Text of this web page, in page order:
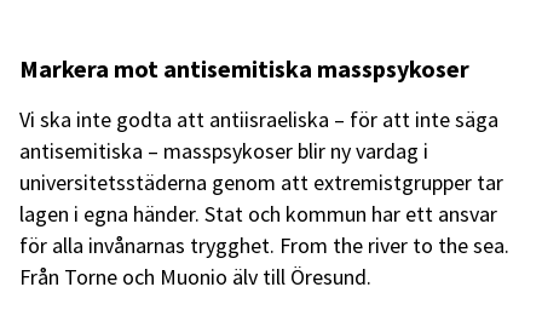
Markera mot antisemitiska masspsykoser
Vi ska inte godta att antiisraeliska – för att inte säga
antisemitiska – masspsykoser blir ny vardag i
universitetsstäderna genom att extremistgrupper tar
lagen i egna händer. Stat och kommun har ett ansvar
för alla invånarnas trygghet. From the river to the sea.
Från Torne och Muonio älv till Öresund.